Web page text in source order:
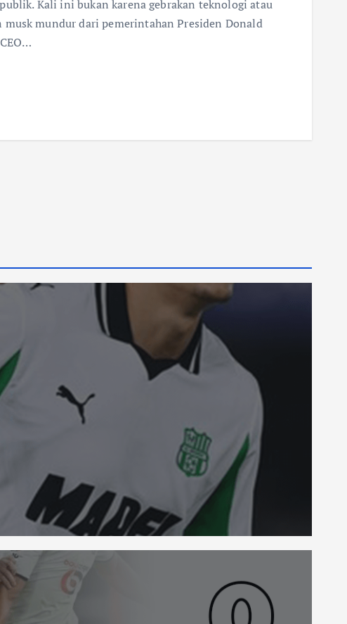
Kali ini bukan karena gebrakan teknologi atau
mundur dari pemerintahan Presiden Donald